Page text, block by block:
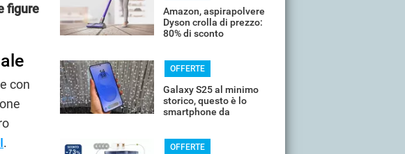
figure
con
.
Amazon, aspirapolvere
Dyson crolla di prezzo:
80% di sconto
OFFERTE
Galaxy S25 al minimo
storico, questo è lo
smartphone da
OFFERTE